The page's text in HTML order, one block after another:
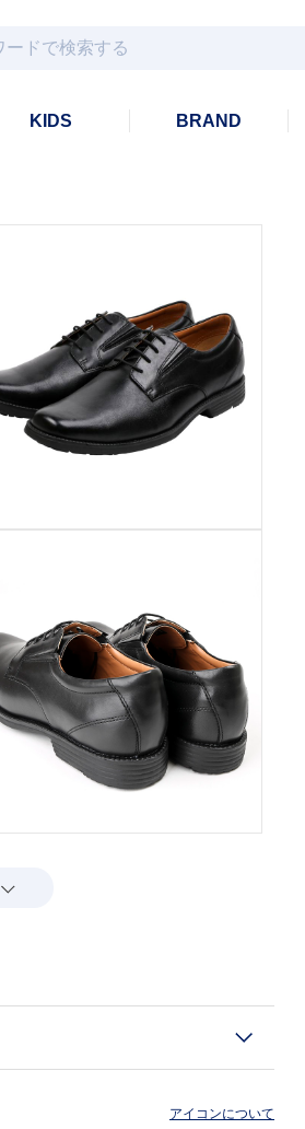
KIDS BRAND
アイコンについて